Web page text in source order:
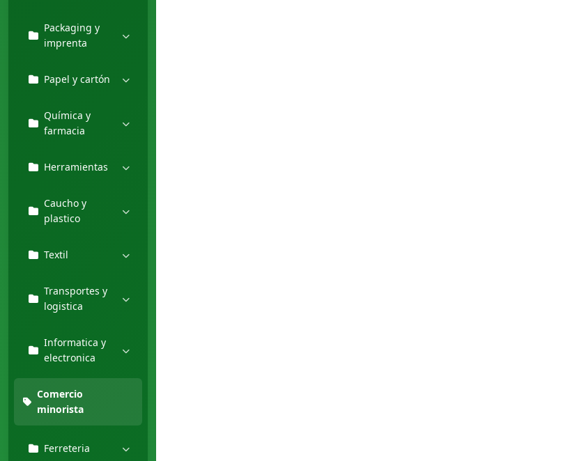
Packaging y
imprenta
Papel y cartón
Química y
farmacia
Herramientas
Caucho y
plastico
Textil
Transportes y
logistica
Informatica y
electronica
Comercio
minorista
Ferreteria